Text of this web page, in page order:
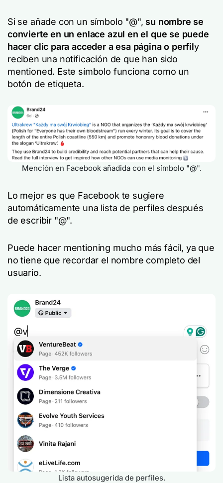
Si se añade con un símbolo "@", su nombre se
convierte en un enlace azul en el que se puede
hacer clic para acceder a esa página o perfily
reciben una notificación de que han sido
mentioned. Este símbolo funciona como un
botón de etiqueta.
Mención en Facebook añadida con el símbolo "@".
Lo mejor es que Facebook te sugiere
automáticamente una lista de perfiles después
de escribir "@".
Puede hacer mentioning mucho más fácil, ya que
no tiene que recordar el nombre completo del
usuario.
Lista autosugerida de perfiles.